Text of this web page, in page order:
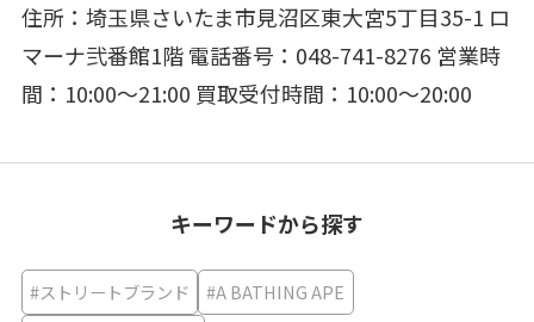
住所：埼玉県さいたま市見沼区東大宮5丁目35-1 ロ
マーナ弐番館1階 電話番号：048-741-8276 営業時
間：10:00～21:00 買取受付時間：10:00～20:00
キーワードから探す
#ストリートブランド
#A BATHING APE